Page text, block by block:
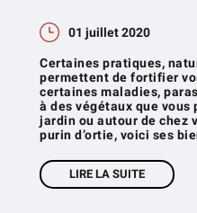
01 juillet 2020
Certaines pratiques,
permettent de fortifier
certaines maladies,
à des végétaux que vous
jardin ou autour de chez
purin d’ortie, voici ses
LIRE LA SUITE